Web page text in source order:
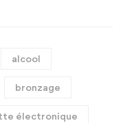
alcool
bronzage
électronique